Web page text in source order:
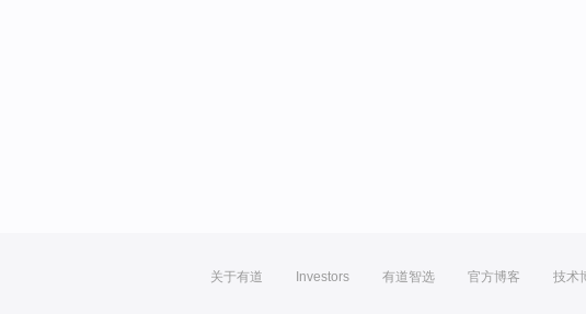
关于有道 Investors 有道智选 官方博客 技术